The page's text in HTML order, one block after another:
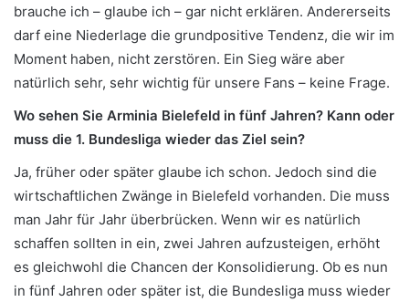
brauche ich – glaube ich – gar nicht erklären. Andererseits
darf eine Niederlage die grundpositive Tendenz, die wir im
Moment haben, nicht zerstören. Ein Sieg wäre aber
natürlich sehr, sehr wichtig für unsere Fans – keine Frage.
Wo sehen Sie Arminia Bielefeld in fünf Jahren? Kann oder
muss die 1. Bundesliga wieder das Ziel sein?
Ja, früher oder später glaube ich schon. Jedoch sind die
wirtschaftlichen Zwänge in Bielefeld vorhanden. Die muss
man Jahr für Jahr überbrücken. Wenn wir es natürlich
schaffen sollten in ein, zwei Jahren aufzusteigen, erhöht
es gleichwohl die Chancen der Konsolidierung. Ob es nun
in fünf Jahren oder später ist, die Bundesliga muss wieder